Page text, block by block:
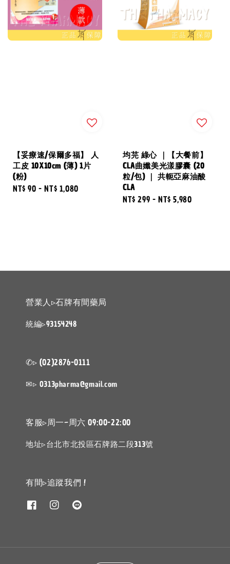
【妥療速/保爾多福】 人
工皮 10X10cm (薄) 1片
(粉)
Regular
NT$ 90 -NT$ 1,080
均芫 綠心 ｜【大餐前】
CLA曲孅美光漾膠囊 (20
粒/包) ｜ 共軛亞麻油酸
CLA
Regular
NT$ 299 -NT$ 5,980
營業人▹石牌有間藥局
統編▹93154248
✆▹ (02)2876-0111
✉▹ 0313pharma@gmail.com
客服▹周一~周六 09:00-22:00
地址▹台北市北投區石牌路二段313號
有間▹追蹤我們 !